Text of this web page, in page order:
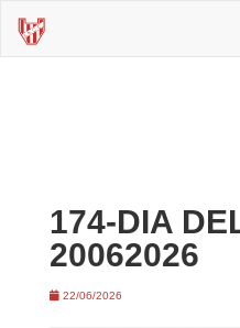
174-DIA
20062026
22/06/2026